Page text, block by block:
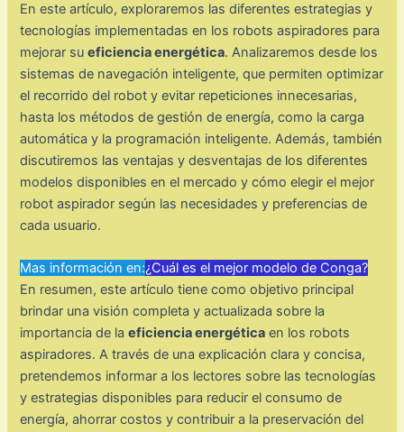
En este artículo, exploraremos las diferentes estrategias y
tecnologías implementadas en los robots aspiradores para
mejorar sueficiencia energética. Analizaremos desde los
sistemas de navegación inteligente, que permiten optimizar
el recorrido del robot y evitar repeticiones innecesarias,
hasta los métodos de gestión de energía, como la carga
automática y la programación inteligente. Además, también
discutiremos las ventajas y desventajas de los diferentes
modelos disponibles en el mercado y cómo elegir el mejor
robot aspirador según las necesidades y preferencias de
cada usuario.
Mas información en:¿Cuál es el mejor modelo de Conga?
En resumen, este artículo tiene como objetivo principal
brindar una visión completa y actualizada sobre la
importancia de laeficiencia energética en los robots
aspiradores. A través de una explicación clara y concisa,
pretendemos informar a los lectores sobre las tecnologías
y estrategias disponibles para reducir el consumo de
energía, ahorrar costos y contribuir a la preservación del